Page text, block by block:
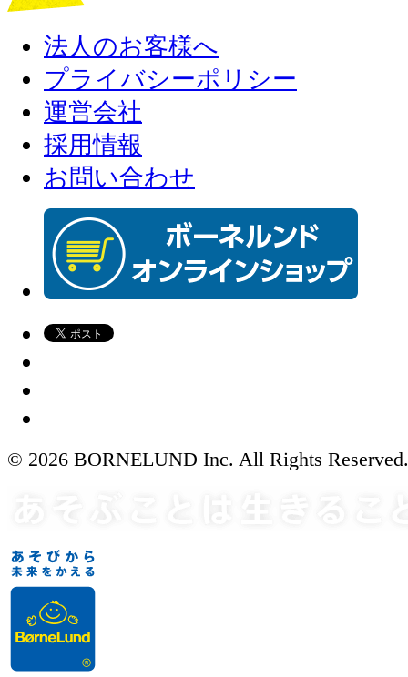
法人のお客様へ
プライバシーポリシー
運営会社
採用情報
お問い合わせ
© 2026 BORNELUND Inc. All Rights Reserved.